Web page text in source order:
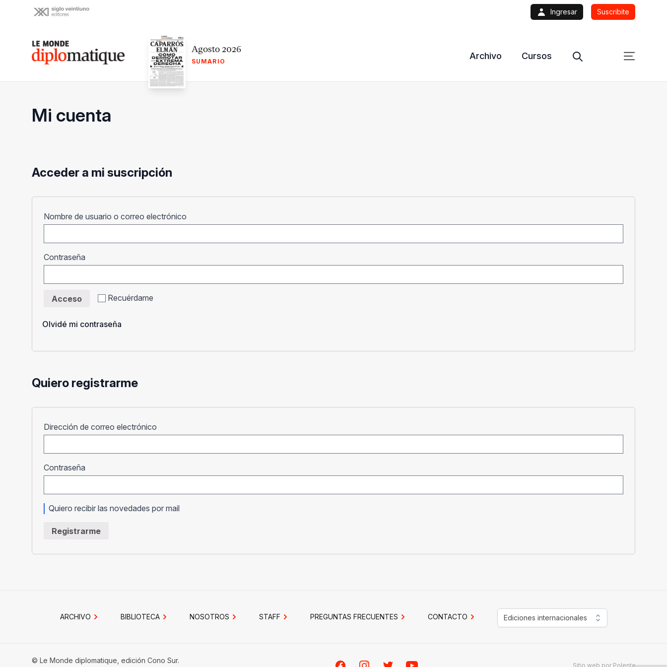
Ingresar Suscribite
Le monde diplomatique Agosto 2026
SUMARIO
Archivo Cursos
Mi cuenta
Acceder a mi suscripción
Nombre de usuario o correo electrónico
Contraseña
Recuérdame
Acceso
Olvidé mi contraseña
Quiero registrarme
Dirección de correo electrónico
Contraseña
Quiero recibir las novedades por mail
Registrarme
ARCHIVO BIBLIOTECA NOSOTROS STAFF PREGUNTAS FRECUENTES CONTACTO Ediciones internacionales
© Le Monde diplomatique, edición Cono Sur.
Sitio web por Polenta